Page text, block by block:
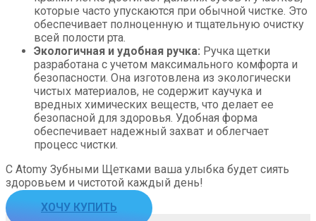
которые часто упускаются при обычной чистке. Это
обеспечивает полноценную и тщательную очистку
всей полости рта.
Экологичная и удобная ручка: Ручка щетки
разработана с учетом максимального комфорта и
безопасности. Она изготовлена из экологически
чистых материалов, не содержит каучука и
вредных химических веществ, что делает ее
безопасной для здоровья. Удобная форма
обеспечивает надежный захват и облегчает
процесс чистки.
С Atomy Зубными Щетками ваша улыбка будет сиять
здоровьем и чистотой каждый день!
ХОЧУ КУПИТЬ